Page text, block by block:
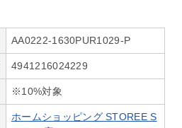
AA0222-1630PUR1029-P
4941216024229
※10%対象
ホームショッピング STOREE S